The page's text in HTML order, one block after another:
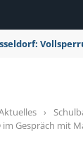
›
Gespräch mit